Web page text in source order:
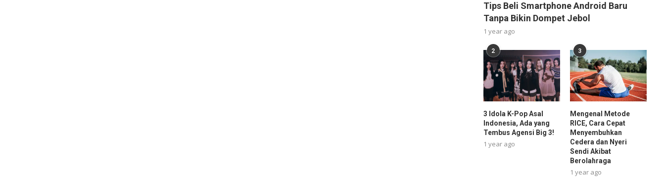
Tips Beli Smartphone Android Baru
Tanpa Bikin Dompet Jebol
1 year ago
2
3 Idola K-Pop Asal
Indonesia, Ada yang
Tembus Agensi Big 3!
1 year ago
3
Mengenal Metode
RICE, Cara Cepat
Menyembuhkan
Cedera dan Nyeri
Sendi Akibat
Berolahraga
1 year ago